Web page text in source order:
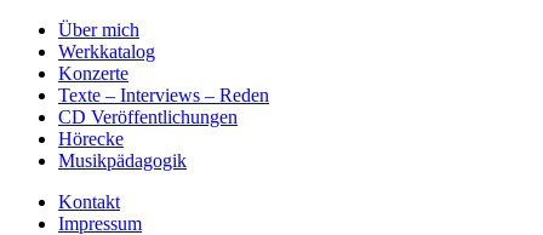
Über mich
Werkkatalog
Konzerte
Texte – Interviews – Reden
CD Veröffentlichungen
Hörecke
Musikpädagogik
Kontakt
Impressum